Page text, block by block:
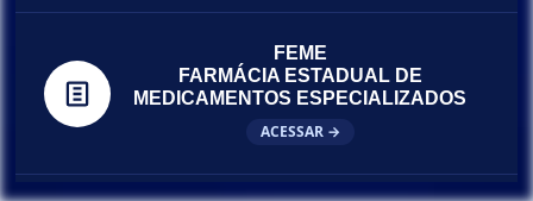
FEME
FARMÁCIA ESTADUAL DE
MEDICAMENTOS ESPECIALIZADOS
ACESSAR →